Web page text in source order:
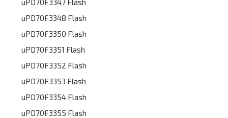
uPD70F3347 Flash
uPD70F3348 Flash
uPD70F3350 Flash
uPD70F3351 Flash
uPD70F3352 Flash
uPD70F3353 Flash
uPD70F3354 Flash
uPD70F3355 Flash